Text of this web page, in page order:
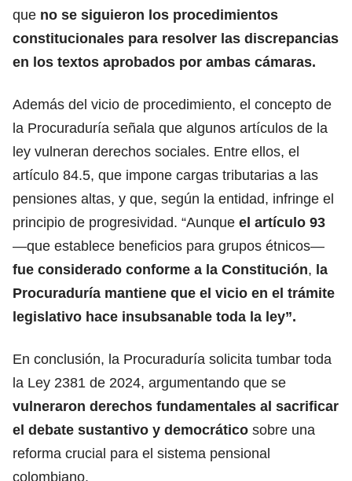
que no se siguieron los procedimientos
constitucionales para resolver las discrepancias
en los textos aprobados por ambas cámaras.
Además del vicio de procedimiento, el concepto de
la Procuraduría señala que algunos artículos de la
ley vulneran derechos sociales. Entre ellos, el
artículo 84.5, que impone cargas tributarias a las
pensiones altas, y que, según la entidad, infringe el
principio de progresividad. “Aunque el artículo 93
—que establece beneficios para grupos étnicos—
fue considerado conforme a la Constitución, la
Procuraduría mantiene que el vicio en el trámite
legislativo hace insubsanable toda la ley”.
En conclusión, la Procuraduría solicita tumbar toda
la Ley 2381 de 2024, argumentando que se
vulneraron derechos fundamentales al sacrificar
el debate sustantivo y democrático sobre una
reforma crucial para el sistema pensional
colombiano.